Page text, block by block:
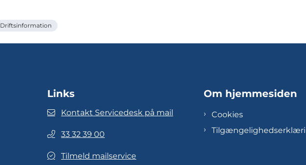
Driftsinformation
Links
Kontakt Servicedesk på mail
33 32 39 00
Tilmeld mailservice
Om hjemmesiden
Cookies